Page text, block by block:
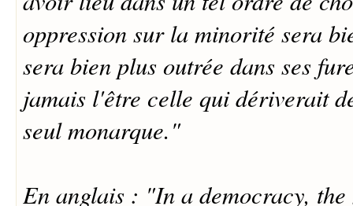
oppression sur la minorité sera
sera bien plus outrée dans ses
jamais l'être celle qui dériverait
seul monarque."
En anglais : "In a democracy,